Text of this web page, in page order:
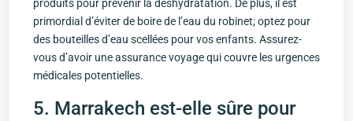
produits ‍pour prévenir la déshydratation. De plus, il est
primordial⁣ d’éviter de boire de l’eau du robinet; optez pour
des bouteilles d’eau scellées pour vos enfants. Assurez-
vous d’avoir une assurance voyage qui couvre les urgences
médicales potentielles.
5. Marrakech est-elle‌ sûre pour